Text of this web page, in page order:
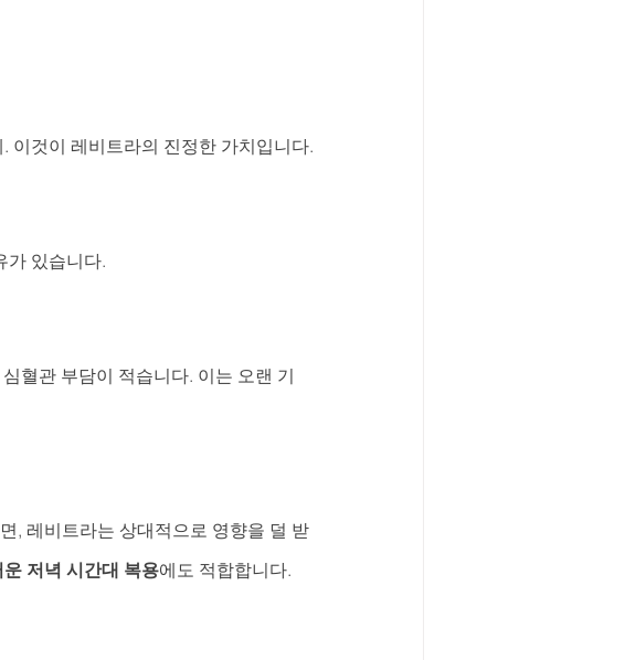
이것이 레비트라의 진정한 가치입니다.
가 있습니다.
혈관 부담이 적습니다. 이는 오랜 기
, 레비트라는 상대적으로 영향을 덜 받
저녁 시간대 복용에도 적합합니다.